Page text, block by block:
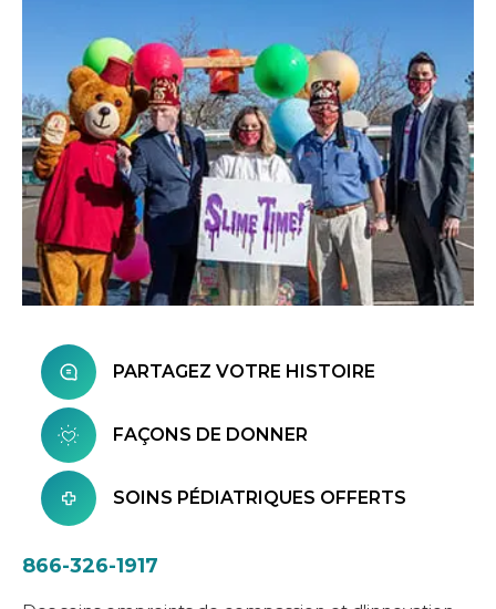
PARTAGEZ VOTRE HISTOIRE
FAÇONS DE DONNER
SOINS PÉDIATRIQUES OFFERTS
866-326-1917